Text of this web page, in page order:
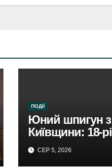
ПОДІЇ
Юний шпигун з
Київщини: 18-
затримали за
Росії.
СЕР 5, 2026